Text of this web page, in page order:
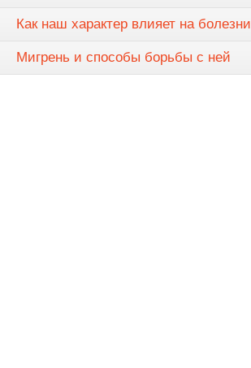
Как наш характер влияет на болезни
Мигрень и способы борьбы с ней